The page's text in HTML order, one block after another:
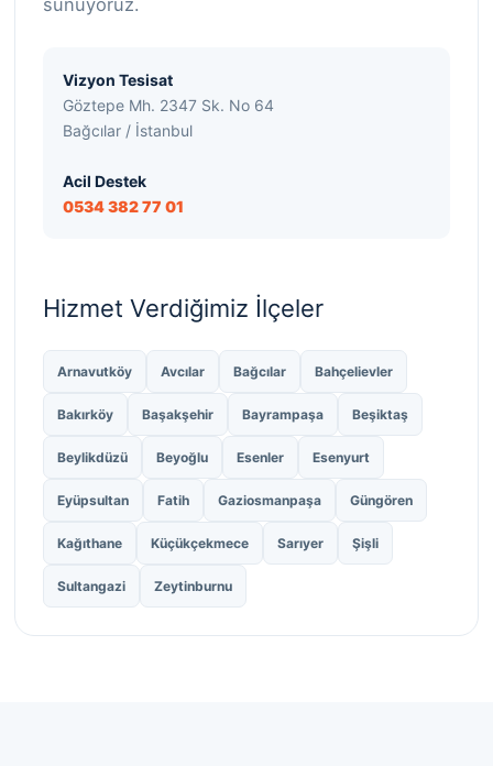
Vizyon Tesisat
Göztepe Mh. 2347 Sk. No 64
Bağcılar / İstanbul
Acil Destek
0534 382 77 01
Hizmet Verdiğimiz İlçeler
Arnavutköy Avcılar Bağcılar Bahçelievler
Bakırköy Başakşehir Bayrampaşa Beşiktaş
Beylikdüzü Beyoğlu Esenler Esenyurt
Eyüpsultan Fatih Gaziosmanpaşa Güngören
Kağıthane Küçükçekmece Sarıyer Şişli
Sultangazi Zeytinburnu